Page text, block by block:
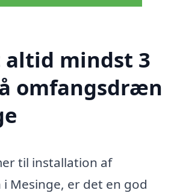
mindst 3
omfangsdræn
til installation af
Mesinge, er det en god